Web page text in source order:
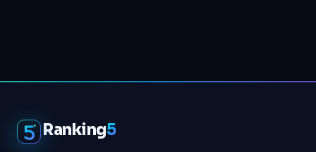
Ranking5